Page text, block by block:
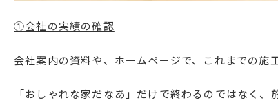
①会社の実績の確認
会社案内の資料や、ホームページで、これまでの施
「おしゃれな家だなあ」だけで終わるのではなく、